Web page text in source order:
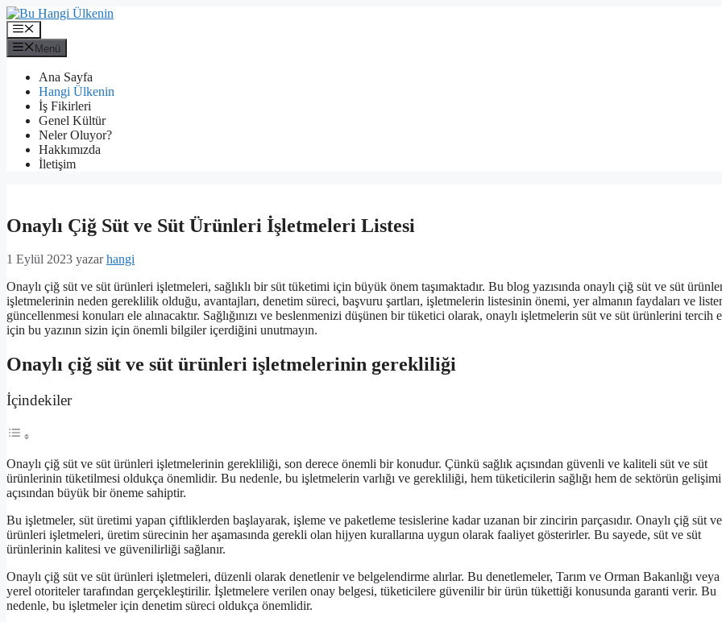
İçeriğe
atla
Menü
Menü
Ana Sayfa
Hangi Ülkenin
İş Fikirleri
Genel Kültür
Neler Oluyor?
Hakkımızda
İletişim
Onaylı Çiğ Süt ve Süt Ürünleri İşletmeleri Listesi
1 Eylül 2023 yazarhangi
Onaylı çiğ süt ve süt ürünleri işletmeleri, sağlıklı bir süt tüketimi için büyük önem taşımaktadır. Bu blog yazısında onaylı çiğ süt ve süt
işletmelerinin neden gereklilik olduğu, avantajları, denetim süreci, başvuru şartları, işletmelerin listesinin önemi, yer almanın faydaları ve
güncellenmesi konuları ele alınacaktır. Sağlığınızı ve beslenmenizi düşünen bir tüketici olarak, onaylı işletmelerin süt ve süt ürünlerini tercih
için bu yazının sizin için önemli bilgiler içerdiğini unutmayın.
Onaylı çiğ süt ve süt ürünleri işletmelerinin gerekliliği
İçindekiler
Onaylı çiğ süt ve süt ürünleri işletmelerinin gerekliliği, son derece önemli bir konudur. Çünkü sağlık açısından güvenli ve kaliteli süt ve süt
ürünlerinin tüketilmesi oldukça önemlidir. Bu nedenle, bu işletmelerin varlığı ve gerekliliği, hem tüketicilerin sağlığı hem de sektörün gelişimi
açısından büyük bir öneme sahiptir.
Bu işletmeler, süt üretimi yapan çiftliklerden başlayarak, işleme ve paketleme tesislerine kadar uzanan bir zincirin parçasıdır. Onaylı çiğ süt
ürünleri işletmeleri, üretim sürecinin her aşamasında gerekli olan hijyen kurallarına uygun olarak faaliyet gösterirler. Bu sayede, süt ve süt
ürünlerinin kalitesi ve güvenilirliği sağlanır.
Onaylı çiğ süt ve süt ürünleri işletmeleri, düzenli olarak denetlenir ve belgelendirme alırlar. Bu denetlemeler, Tarım ve Orman Bakanlığı
yerel otoriteler tarafından gerçekleştirilir. İşletmelere verilen onay belgesi, tüketicilere güvenilir bir ürün tükettiği konusunda garanti verir. Bu
nedenle, bu işletmeler için denetim süreci oldukça önemlidir.